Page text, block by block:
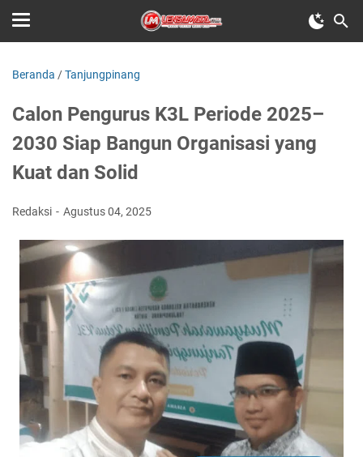
Beranda /Tanjungpinang
Calon Pengurus K3L Periode 2025–
2030 Siap Bangun Organisasi yang
Kuat dan Solid
Redaksi Agustus 04, 2025